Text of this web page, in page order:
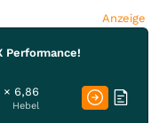
Anzeige
Performance!
× 6,86
Hebel